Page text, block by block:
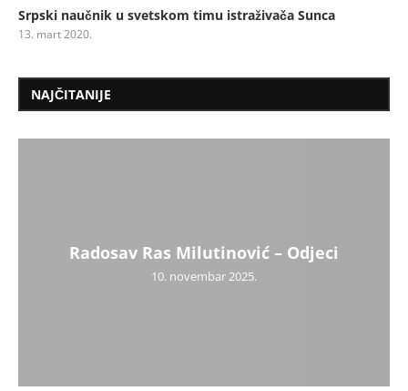
Srpski naučnik u svetskom timu istraživača Sunca
13. mart 2020.
NAJČITANIJE
Radosav Ras Milutinović – Odjeci
10. novembar 2025.